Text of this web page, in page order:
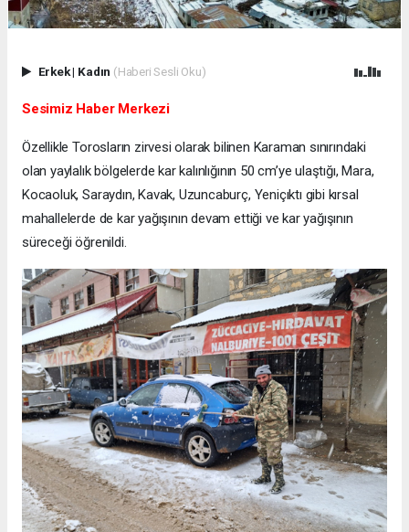
Erkek| Kadın (Haberi Sesli Oku)
Sesimiz Haber Merkezi
Özellikle Torosların zirvesi olarak bilinen Karaman sınırındaki
olan yaylalık bölgelerde kar kalınlığının 50 cm’ye ulaştığı, Mara,
Kocaoluk, Saraydın, Kavak, Uzuncaburç, Yeniçıktı gibi kırsal
mahallelerde de kar yağışının devam ettiği ve kar yağışının
süreceği öğrenildi.